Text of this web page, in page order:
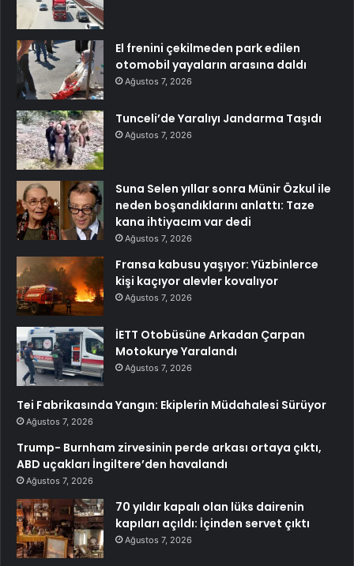
El frenini çekilmeden park edilen
otomobil yayaların arasına daldı
Ağustos 7, 2026
Tunceli’de Yaralıyı Jandarma Taşıdı
Ağustos 7, 2026
Suna Selen yıllar sonra Münir Özkul ile
neden boşandıklarını anlattı: Taze
kana ihtiyacım var dedi
Ağustos 7, 2026
Fransa kabusu yaşıyor: Yüzbinlerce
kişi kaçıyor alevler kovalıyor
Ağustos 7, 2026
İETT Otobüsüne Arkadan Çarpan
Motokurye Yaralandı
Ağustos 7, 2026
Tei Fabrikasında Yangın: Ekiplerin Müdahalesi Sürüyor
Ağustos 7, 2026
Trump- Burnham zirvesinin perde arkası ortaya çıktı,
ABD uçakları İngiltere’den havalandı
Ağustos 7, 2026
70 yıldır kapalı olan lüks dairenin
kapıları açıldı: İçinden servet çıktı
Ağustos 7, 2026